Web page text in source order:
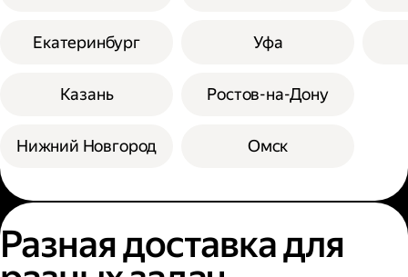
Екатеринбург
Казань
Нижний Новгород
Уфа
Ростов-на-Дону
Омск
Разная доставка для